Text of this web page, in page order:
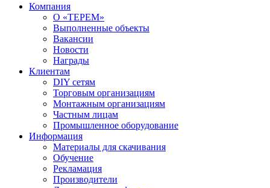
Компания
О «ТЕРЕМ»
Выполненные объекты
Вакансии
Новости
Награды
Клиентам
DIY сетям
Торговым организациям
Монтажным организациям
Частным лицам
Промышленное оборудование
Информация
Материалы для скачивания
Обучение
Рекламация
Производители